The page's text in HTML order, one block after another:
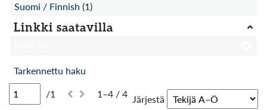
/1 1–4 / 4 Järjestä
Suomi / Finnish (1)
Linkki saatavilla
Tarkennettu haku